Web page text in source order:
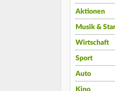
Aktionen
Musik &
Wirtschaft
Sport
Auto
Kino